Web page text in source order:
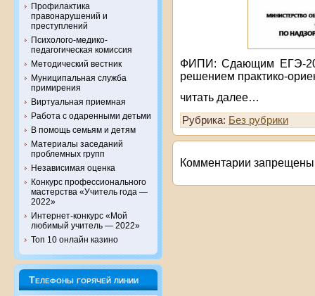
Профилактика
правонарушений и
преступлений
Психолого-медико-
педагогическая комиссия
Методический вестник
Муниципальная служба
примирения
Виртуальная приемная
Работа с одаренными детьми
В помощь семьям и детям
Материалы заседаний
проблемных групп
Независимая оценка
Конкурс профессионального
мастерства «Учитель года —
2022»
Интернет-конкурс «Мой
любимый учитель — 2022»
Топ 10 онлайн казино
Телефоны горячей линии
ФИПИ: Сдающим ЕГЭ-
решением практико-
читать далее…
Рубрика: Без рубрики
Комментарии